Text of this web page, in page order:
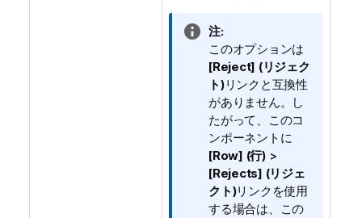
情
報
メ
モ
注:
このオプションは
[Reject] (リジェク
ト)リンクと互換性
がありません。し
たがって、このコ
ンポーネントに
[Row] (行)>
[Rejects] (リジェ
クト)リンクを使用
する場合は、この